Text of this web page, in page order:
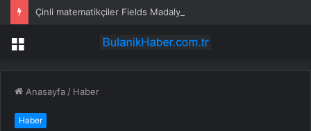
Çinli matematikçiler Fields Madalyası kazandı
Menü
Anasayfa / Haber
Haber